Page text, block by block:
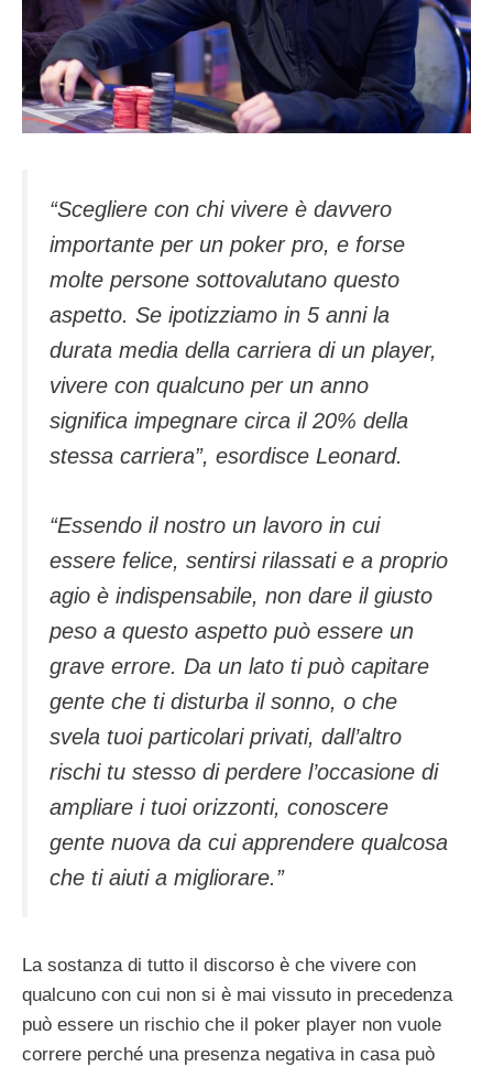
“Scegliere con chi vivere è davvero
importante per un poker pro, e forse
molte persone sottovalutano questo
aspetto. Se ipotizziamo in 5 anni la
durata media della carriera di un player,
vivere con qualcuno per un anno
significa impegnare circa il 20% della
stessa carriera”, esordisce Leonard.
“Essendo il nostro un lavoro in cui
essere felice, sentirsi rilassati e a proprio
agio è indispensabile, non dare il giusto
peso a questo aspetto può essere un
grave errore. Da un lato ti può capitare
gente che ti disturba il sonno, o che
svela tuoi particolari privati, dall’altro
rischi tu stesso di perdere l’occasione di
ampliare i tuoi orizzonti, conoscere
gente nuova da cui apprendere qualcosa
che ti aiuti a migliorare.”
La sostanza di tutto il discorso è che vivere con
qualcuno con cui non si è mai vissuto in precedenza
può essere un rischio che il poker player non vuole
correre perché una presenza negativa in casa può